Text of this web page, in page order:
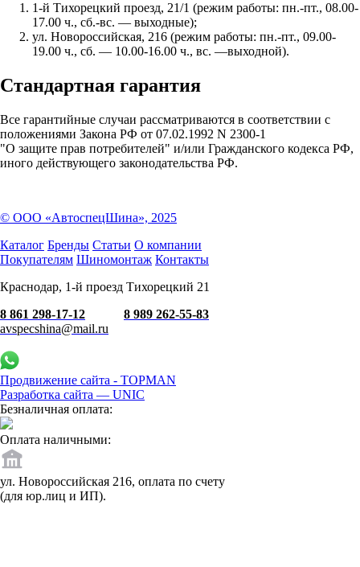
1-й Тихорецкий проезд, 21/1 (режим работы: пн.-пт., 08.00-
17.00 ч., сб.-вс. — выходные);
ул. Новороссийская, 216 (режим работы: пн.-пт., 09.00-
19.00 ч., сб. — 10.00-16.00 ч., вс. —выходной).
Стандартная гарантия
Все гарантийные случаи рассматриваются в соответствии с
положениями Закона РФ от 07.02.1992 N 2300-1
"О защите прав потребителей" и/или Гражданского кодекса РФ,
иного действующего законодательства РФ.
© ООО «АвтоспецШина», 2025
Каталог Бренды Статьи О компании
Покупателям Шиномонтаж Контакты
Краснодар, 1-й проезд Тихорецкий 21
8 861 298-17-12
8 989 262-55-83
avspecshina@mail.ru
Продвижение сайта - TOPMAN
Разработка сайта — UNIC
Безналичная оплата:
Оплата наличными:
ул. Новороссийская 216, оплата по счету
(для юр.лиц и ИП).